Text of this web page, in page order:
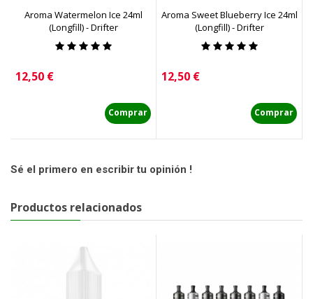
Aroma Watermelon Ice 24ml
(Longfill) - Drifter
Precio
12,50 €
Comprar
Aroma Sweet Blueberry Ice 24ml
(Longfill) - Drifter
Precio
12,50 €
Comprar
Sé el primero en escribir tu opinión !
Productos relacionados